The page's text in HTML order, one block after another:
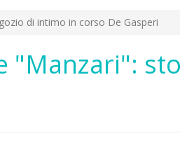
di intimo in corso De Gasperi
"Manzari":